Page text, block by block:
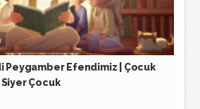
Peygamber Efendimiz | Çocuk
Siyer Çocuk